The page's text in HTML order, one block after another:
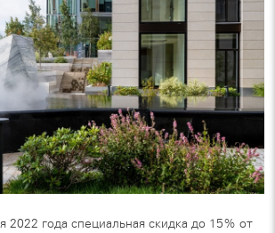
2022 года специальная скидка до 15% от